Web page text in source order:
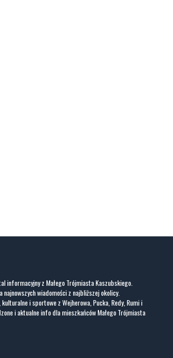
informacyjny z Małego Trójmiasta Kaszubskiego.
najnowszych wiadomości z najbliższej okolicy.
i sportowe z Wejherowa, Pucka, Redy, Rumi i
i aktualne info dla mieszkańców Małego Trójmiasta